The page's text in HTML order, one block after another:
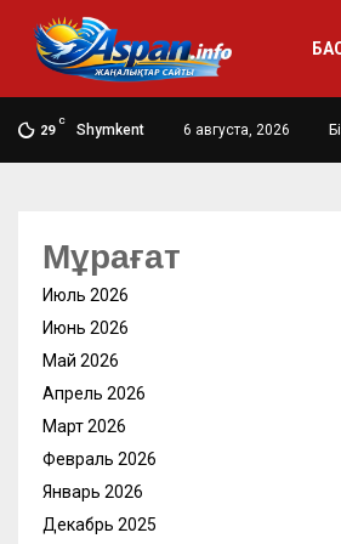
29
C
Shymkent 6 августа, 2026
Мұрағат
Июль 2026
Июнь 2026
Май 2026
Апрель 2026
Март 2026
Февраль 2026
Январь 2026
Декабрь 2025